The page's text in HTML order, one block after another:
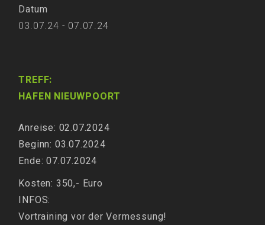
Datum
03.07.24 - 07.07.24
TREFF:
HAFEN NIEUWPOORT
Anreise: 02.07.2024
Beginn: 03.07.2024
Ende: 07.07.2024
Kosten: 350,- Euro
INFOS:
Vortraining vor der Vermessung!